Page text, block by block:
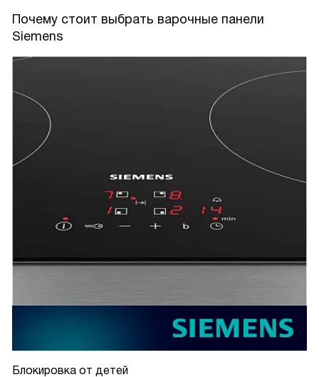
Почему стоит выбрать варочные панели
Siemens
Блокировка от детей